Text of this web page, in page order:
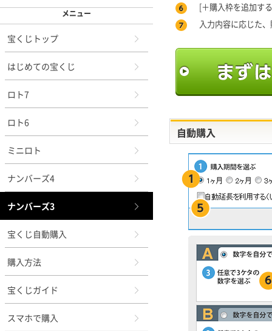
[＋購入枠を追加す
入力内容に応じた
自動購入
メニュー
宝くじトップ
はじめての宝くじ
ロト7
ロト6
ミニロト
ナンバーズ4
ナンバーズ3
宝くじ自動購入
購入方法
宝くじガイド
スマホで購入